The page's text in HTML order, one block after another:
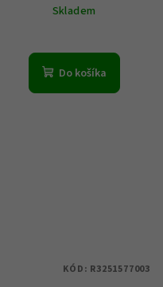
Skladem
Do košíka
KÓD: R3251577003